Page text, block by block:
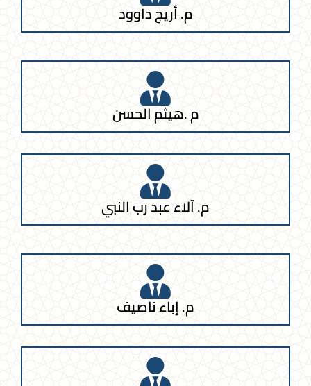
م. أريج داوود
م .هيثم الحسن
م. آلاء عبد رب النبي
م. إباء ناصيف